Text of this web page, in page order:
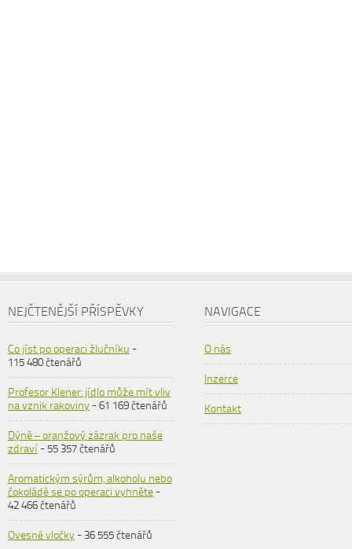
NEJČTENĚJŠÍ PŘÍSPĚVKY
Co jíst po operaci žlučníku -
115 480 čtenářů
Profesor Klener: jídlo může mít vliv
na vznik rakoviny- 61 169 čtenářů
Dýně – oranžový zázrak pro naše
zdraví- 55 357 čtenářů
Aromatickým sýrům, alkoholu nebo
čokoládě se po operaci vyhněte-
42 466 čtenářů
Ovesné vločky- 36 555 čtenářů
NAVIGACE
O nás
Inzerce
Kontakt